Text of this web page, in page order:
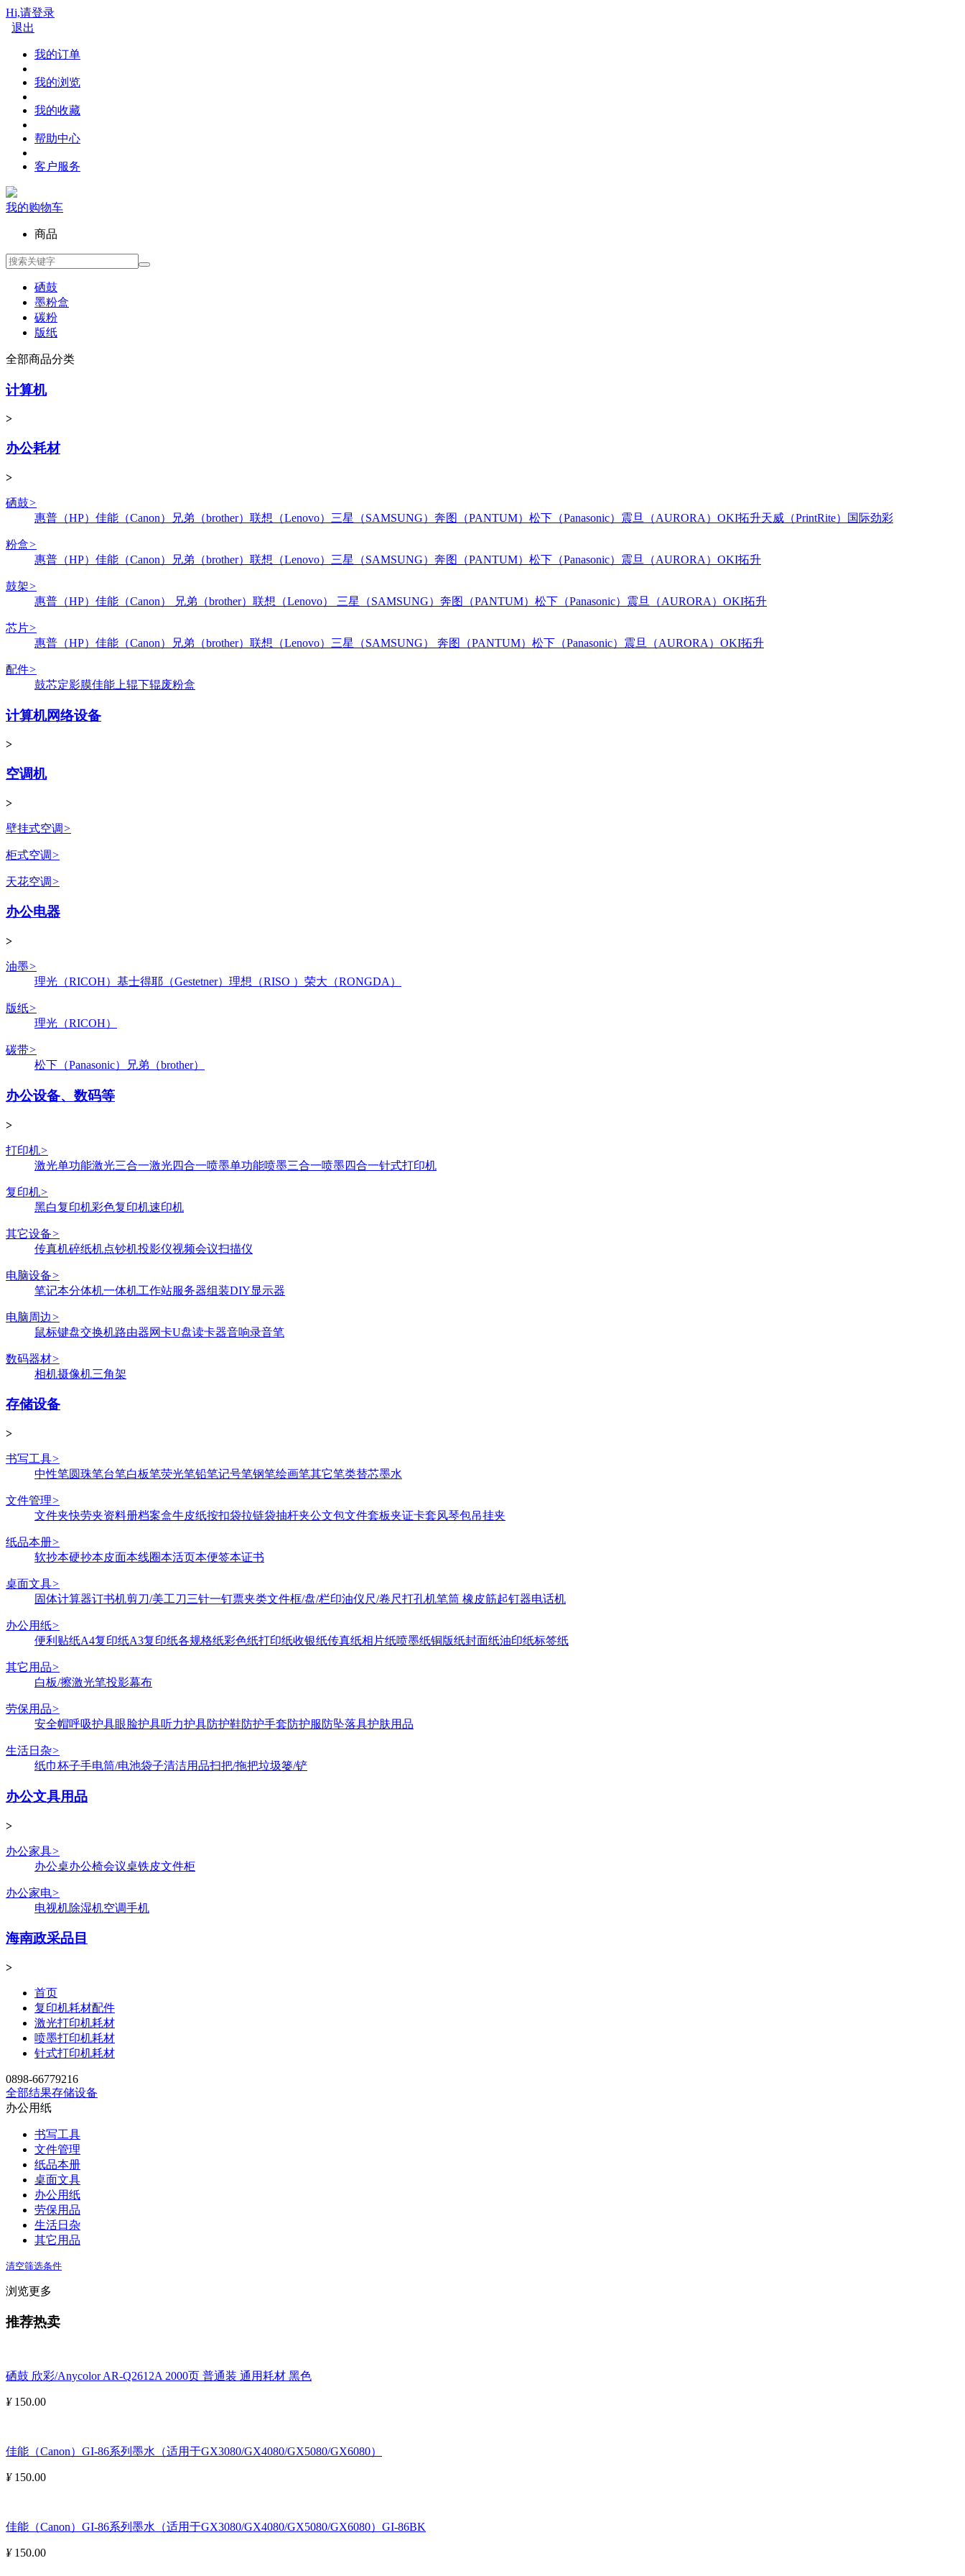
Hi,请登录
退出
我的订单
我的浏览
我的收藏
帮助中心
客户服务
我的购物车
商品
硒鼓
墨粉盒
碳粉
版纸
全部商品分类
计算机
>
办公耗材
>
硒鼓>
惠普（HP） 佳能（Canon） 兄弟（brother） 联想（Lenovo） 三星（SAMSUNG） 奔图（PANTUM） 松下（Panasonic） 震旦（AURORA） OKI拓升天威（PrintRite） 国际劲彩
粉盒>
惠普（HP） 佳能（Canon） 兄弟（brother） 联想（Lenovo） 三星（SAMSUNG） 奔图（PANTUM） 松下（Panasonic） 震旦（AURORA） OKI拓升
鼓架>
惠普（HP） 佳能（Canon） 兄弟（brother） 联想（Lenovo） 三星（SAMSUNG） 奔图（PANTUM） 松下（Panasonic） 震旦（AURORA） OKI拓升
芯片>
惠普（HP） 佳能（Canon） 兄弟（brother） 联想（Lenovo） 三星（SAMSUNG） 奔图（PANTUM） 松下（Panasonic） 震旦（AURORA） OKI拓升
配件>
鼓芯定影膜佳能 上辊下辊废粉盒
计算机网络设备
>
空调机
>
壁挂式空调>
柜式空调>
天花空调>
办公电器
>
油墨>
理光（RICOH） 基士得耶（Gestetner） 理想（RISO ） 荣大（RONGDA）
版纸>
理光（RICOH）
碳带>
松下（Panasonic）
兄弟（brother）
办公设备、数码等
>
打印机>
激光单功能激光三合一激光四合一喷墨单功能喷墨三合一喷墨四合一针式打印机
复印机>
黑白复印机彩色复印机速印机
其它设备>
传真机碎纸机点钞机投影仪视频会议扫描仪
电脑设备>
笔记本分体机一体机工作站服务器组装DIY显示器
电脑周边>
鼠标键盘交换机路由器网卡U盘读卡器音响录音笔
数码器材>
相机摄像机三角架
存储设备
>
书写工具>
中性笔圆珠笔台笔白板笔荧光笔铅笔记号笔钢笔绘画笔其它笔类替芯墨水
文件管理>
文件夹快劳夹资料册档案盒牛皮纸按扣袋拉链袋抽杆夹公文包文件套板夹证卡套风琴包吊挂夹
纸品本册>
软抄本硬抄本皮面本线圈本活页本便签本证书
桌面文具>
固体计算器订书机剪刀/美工刀三针一钉票夹类文件框/盘/栏印油仪尺/卷尺打孔机笔筒 橡皮筋起钉器电话机
办公用纸>
便利贴纸A4复印纸A3复印纸各规格纸彩色纸打印纸收银纸传真纸相片纸喷墨纸铜版纸封面纸油印纸标签纸
其它用品>
白板/擦激光笔投影幕布
劳保用品>
安全帽呼吸护具眼脸护具听力护具防护鞋防护手套防护服 防坠落具护肤用品
生活日杂>
纸巾杯子手电筒/电池袋子清洁用品扫把/拖把垃圾篓/铲
办公文具用品
>
办公家具>
办公桌办公椅会议桌铁皮文件柜
办公家电>
电视机除湿机空调手机
海南政采品目
>
首页
复印机耗材配件
激光打印机耗材
喷墨打印机耗材
针式打印机耗材
0898-66779216
全部结果存储设备
办公用纸
书写工具
文件管理
纸品本册
桌面文具
办公用纸
劳保用品
生活日杂
其它用品
清空筛选条件
浏览更多
推荐热卖
硒鼓 欣彩/Anycolor AR-Q2612A 2000页 普通装 通用耗材 黑色
¥150.00
佳能（Canon）GI-86系列墨水（适用于GX3080/GX4080/GX5080/GX6080）
¥150.00
佳能（Canon）GI-86系列墨水（适用于GX3080/GX4080/GX5080/GX6080）GI-86BK
¥150.00